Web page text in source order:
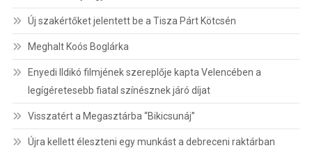
Új szakértőket jelentett be a Tisza Párt Kötcsén
Meghalt Koós Boglárka
Enyedi Ildikó filmjének szereplője kapta Velencében a
legígéretesebb fiatal színésznek járó díjat
Visszatért a Megasztárba “Bikicsunáj”
Újra kellett éleszteni egy munkást a debreceni raktárban